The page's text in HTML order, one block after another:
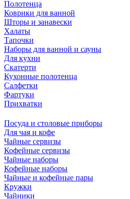
Полотенца
Коврики для ванной
Шторы и занавески
Халаты
Тапочки
Наборы для ванной и сауны
Для кухни
Скатерти
Кухонные полотенца
Салфетки
Фартуки
Прихватки
Посуда и столовые приборы
Для чая и кофе
Чайные сервизы
Кофейные сервизы
Чайные наборы
Кофейные наборы
Чайные и кофейные пары
Кружки
Чайники